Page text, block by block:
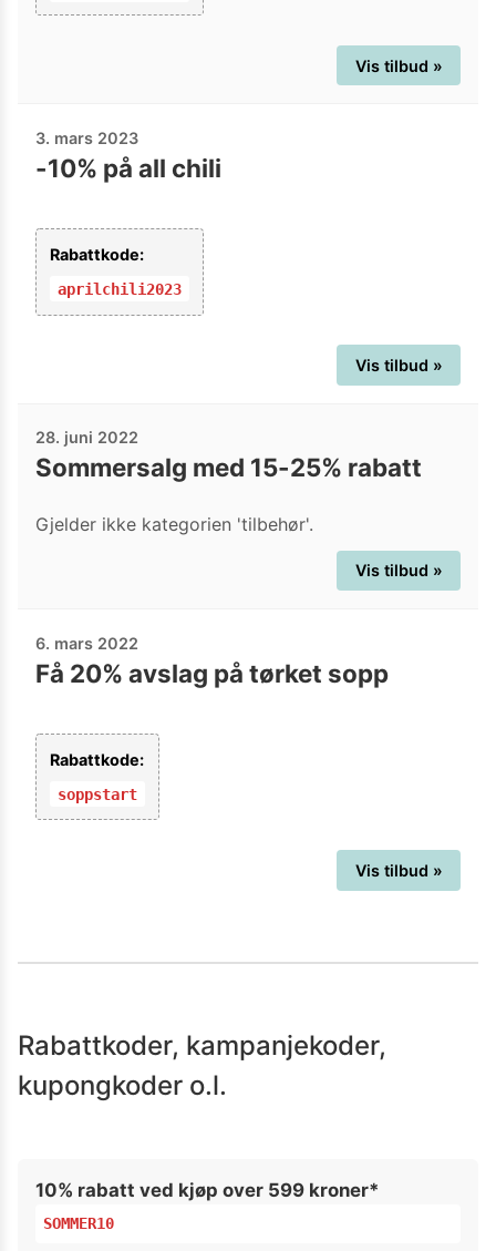
Vis tilbud »
3. mars 2023
-10% på all chili
Rabattkode:
aprilchili2023
Vis tilbud »
28. juni 2022
Sommersalg med 15-25% rabatt
Gjelder ikke kategorien 'tilbehør'.
Vis tilbud »
6. mars 2022
Få 20% avslag på tørket sopp
Rabattkode:
soppstart
Vis tilbud »
Rabattkoder, kampanjekoder,
kupongkoder o.l.
10% rabatt ved kjøp over 599 kroner*
SOMMER10